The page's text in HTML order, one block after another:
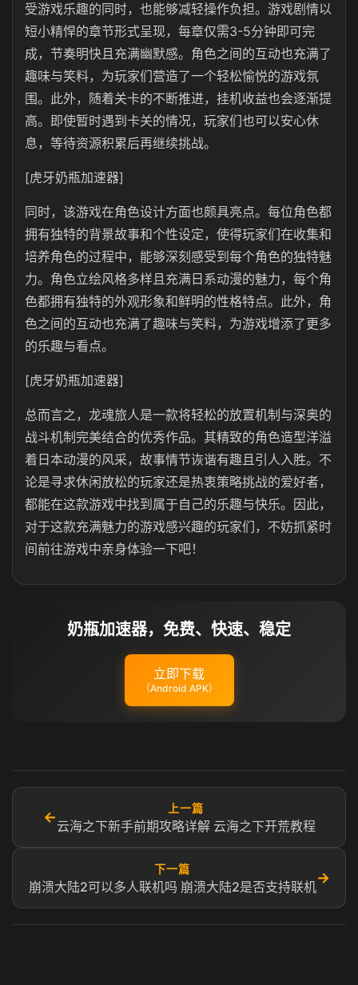
受游戏乐趣的同时，也能够减轻操作负担。游戏剧情以
短小精悍的章节形式呈现，每章仅需3-5分钟即可完
成，节奏明快且充满幽默感。角色之间的互动也充满了
趣味与笑料，为玩家们营造了一个轻松愉悦的游戏氛
围。此外，随着关卡的不断推进，挂机收益也会逐渐提
高。即使暂时遇到卡关的情况，玩家们也可以安心休
息，等待资源积累后再继续挑战。
[虎牙奶瓶加速器]
同时，该游戏在角色设计方面也颇具亮点。每位角色都
拥有独特的背景故事和个性设定，使得玩家们在收集和
培养角色的过程中，能够深刻感受到每个角色的独特魅
力。角色立绘风格多样且充满日系动漫的魅力，每个角
色都拥有独特的外观形象和鲜明的性格特点。此外，角
色之间的互动也充满了趣味与笑料，为游戏增添了更多
的乐趣与看点。
[虎牙奶瓶加速器]
总而言之，龙魂旅人是一款将轻松的放置机制与深奥的
战斗机制完美结合的优秀作品。其精致的角色造型洋溢
着日本动漫的风采，故事情节诙谐有趣且引人入胜。不
论是寻求休闲放松的玩家还是热衷策略挑战的爱好者，
都能在这款游戏中找到属于自己的乐趣与快乐。因此，
对于这款充满魅力的游戏感兴趣的玩家们，不妨抓紧时
间前往游戏中亲身体验一下吧！
奶瓶加速器，免费、快速、稳定
立即下载
（Android APK）
←
上一篇
云海之下新手前期攻略详解 云海之下开荒教程
下一篇
崩溃大陆2可以多人联机吗 崩溃大陆2是否支持联机
→